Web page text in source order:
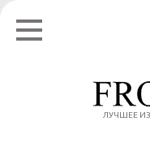
Skip
content
ЛУЧШЕЕ